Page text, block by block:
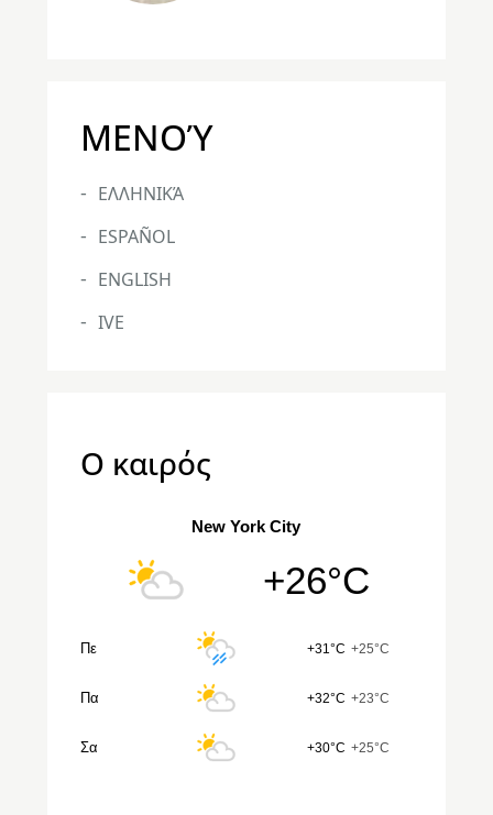
ΜΕΝΟΎ
ΕΛΛΗΝΙΚΆ
ESPAÑOL
ENGLISH
IVE
Ο καιρός
New York City
+26°C
Πε +31°C +25°C
Πα +32°C +23°C
Σα +30°C +25°C